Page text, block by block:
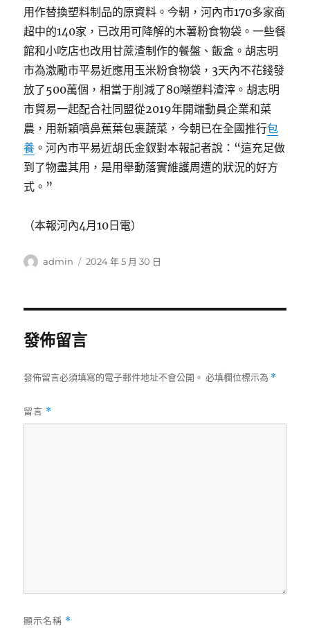
用作替換塑料制品的原資料。今朝，河內市170多家商
超中的140家，已改用可降解的木薯粉食物袋。一些餐
館和小吃店也改用甘蔗渣制作的餐盤、飯盒。胡志明
市為激勵市平易近應用玉米粉食物袋，3天內不花錢發
放了500萬個，相當于削減了80噸塑料渣滓。胡志明
市貿易一起配合社同盟從2019年開端動員企業和菜
農，用新穎噴鼻蕉葉包裹蔬菜，今朝已在全國推行包
養 。河內市平易近胡氏金釵對本報記者說：“這充足做
到了物盡其用，是用舉動落實維護周遭的狀況的好方
式。”
（本報河內4月10日電）
作
admin
發
2024 年 5 月 30 日
發佈留言
發佈留言必須填寫的電子郵件地址不會公開。 必填欄位標示為 *
留言 *
顯示名稱 *